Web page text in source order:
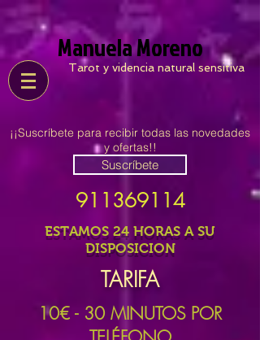
Manuela Moreno
Tarot y videncia natural sensitiva
¡¡Suscríbete para recibir todas las novedades
y ofertas!!
Suscríbete
911369114
ESTAMOS 24 HORAS A SU
DISPOSICION
TARIFA
10€ - 30 MINUTOS POR